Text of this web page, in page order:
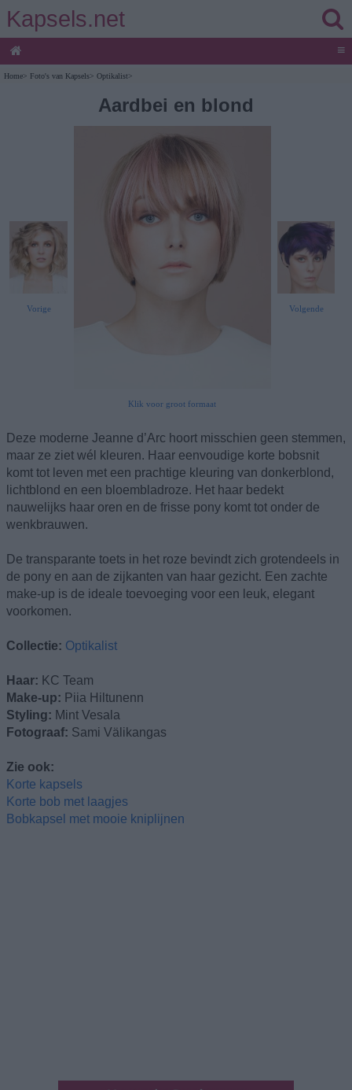
Kapsels.net
≡
Home> Foto's van Kapsels> Optikalist>
Aardbei en blond
Vorige
Klik voor groot formaat
Volgende
Deze moderne Jeanne d’Arc hoort misschien geen stemmen,
maar ze ziet wél kleuren. Haar eenvoudige korte bobsnit
komt tot leven met een prachtige kleuring van donkerblond,
lichtblond en een bloembladroze. Het haar bedekt
nauwelijks haar oren en de frisse pony komt tot onder de
wenkbrauwen.
De transparante toets in het roze bevindt zich grotendeels in
de pony en aan de zijkanten van haar gezicht. Een zachte
make-up is de ideale toevoeging voor een leuk, elegant
voorkomen.
Collectie: Optikalist
Haar: KC Team
Make-up: Piia Hiltunenn
Styling: Mint Vesala
Fotograaf: Sami Välikangas
Zie ook:
Korte kapsels
Korte bob met laagjes
Bobkapsel met mooie kniplijnen